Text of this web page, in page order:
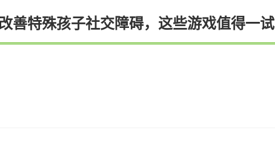
改善特殊孩子社交障碍，这些游戏值得一试